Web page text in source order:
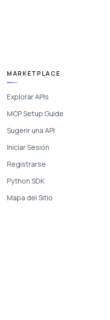
MARKETPLACE
Explorar APIs
MCP Setup Guide
Sugerir una API
Iniciar Sesión
Registrarse
Python SDK
Mapa del Sitio